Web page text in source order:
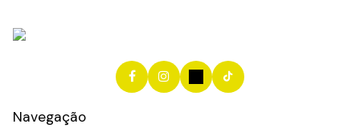
Navegação